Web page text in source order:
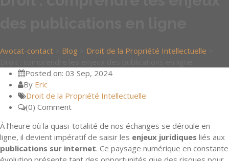
Avocat-contact Blog Droit de la Propriété Intellectuelle
Posted on: 03 Sep, 2024
By Eric
Droit de la Propriété Intellectuelle
(0) Comment
À l’heure où la quasi-totalité de nos échanges se déroule en
ligne, il devient impératif de saisir les enjeux juridiques liés aux
publications sur internet. Ce paysage numérique en constante